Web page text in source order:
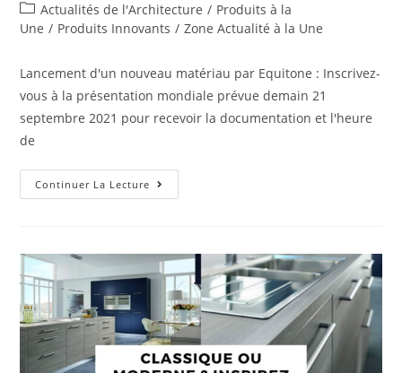
Actualités de l'Architecture / Produits à la
Une / Produits Innovants / Zone Actualité à la Une
Lancement d'un nouveau matériau par Equitone : Inscrivez-
vous à la présentation mondiale prévue demain 21
septembre 2021 pour recevoir la documentation et l'heure
de
Continuer La Lecture